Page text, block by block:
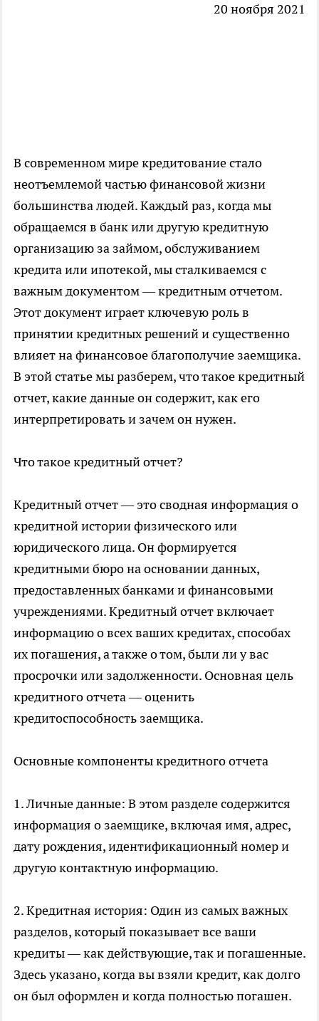
20 ноября 2021
В современном мирекредитованиестало
неотъемлемой частью финансовой жизни
большинства людей. Каждый раз, когда мы
обращаемся в банк или другую кредитную
организацию за займом, обслуживанием
кредита или ипотекой, мы сталкиваемся с
важным документом — кредитным отчетом.
Этот документ играет ключевую роль в
принятии кредитных решений и существенно
влияет на финансовое благополучие заемщика.
В этой статье мы разберем, что такое кредитный
отчет, какие данные он содержит, как его
интерпретировать и зачем он нужен.
Что такое кредитный отчет?
Кредитный отчет — это сводная информация о
кредитной истории физического или
юридического лица. Он формируется
кредитными бюро на основании данных,
предоставленных банками и финансовыми
учреждениями. Кредитный отчет включает
информацию о всех ваших кредитах, способах
их погашения, а также о том, были ли у вас
просрочки или задолженности. Основная цель
кредитного отчета — оценить
кредитоспособность заемщика.
Основные компоненты кредитного отчета
1. Личные данные: В этом разделе содержится
информация о заемщике, включая имя, адрес,
дату рождения, идентификационный номер и
другую контактную информацию.
2. Кредитная история: Один из самых важных
разделов, который показывает все ваши
кредиты — как действующие, так и погашенные.
Здесь указано, когда вы взяли кредит, как долго
он был оформлен и когда полностью погашен.